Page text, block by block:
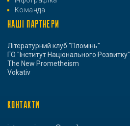
Команда
НАШІ ПАРТНЕРИ
Літературний клуб "Пломінь"
ГО "Інститут Національного Розвитку"
The New Prometheism
Vokativ
КОНТАКТИ